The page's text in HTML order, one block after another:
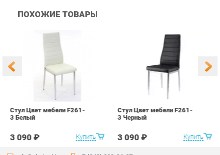
3 090 ₽ Купить
Стул Цвет мебели F261-
info@chair-ekb.ru
КАТАЛОГ
Столы
ИНФОРМАЦИЯ
Контакты
ГОРОДА
Екатеринбург